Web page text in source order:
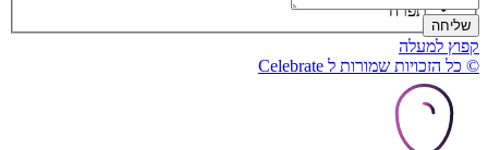
תפרח
שליחה
קפוץ למעלה
© כל הזכויות שמורות ל Celebrate